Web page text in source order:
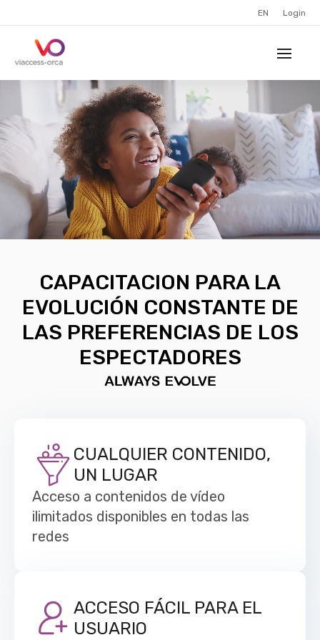
EN Login
CAPACITACION PARA LA
EVOLUCIÓN CONSTANTE DE
LAS PREFERENCIAS DE LOS
ESPECTADORES
CUALQUIER CONTENIDO,
UN LUGAR
Acceso a contenidos de vídeo
ilimitados disponibles en todas las
redes
ACCESO FÁCIL PARA EL
USUARIO